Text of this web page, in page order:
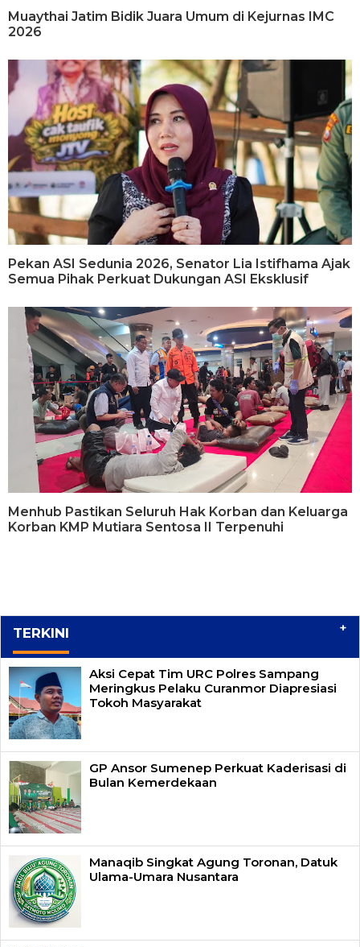
Muaythai Jatim Bidik Juara Umum di Kejurnas IMC
2026
Pekan ASI Sedunia 2026, Senator Lia Istifhama Ajak
Semua Pihak Perkuat Dukungan ASI Eksklusif
Menhub Pastikan Seluruh Hak Korban dan Keluarga
Korban KMP Mutiara Sentosa II Terpenuhi
TERKINI +
Aksi Cepat Tim URC Polres Sampang
Meringkus Pelaku Curanmor Diapresiasi
Tokoh Masyarakat
GP Ansor Sumenep Perkuat Kaderisasi di
Bulan Kemerdekaan
Manaqib Singkat Agung Toronan, Datuk
Ulama-Umara Nusantara